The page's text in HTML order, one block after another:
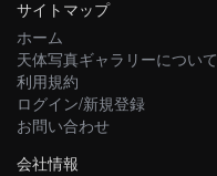
サイトマップ
ホーム
天体写真ギャラリーについて
利用規約
ログイン/新規登録
お問い合わせ
会社情報